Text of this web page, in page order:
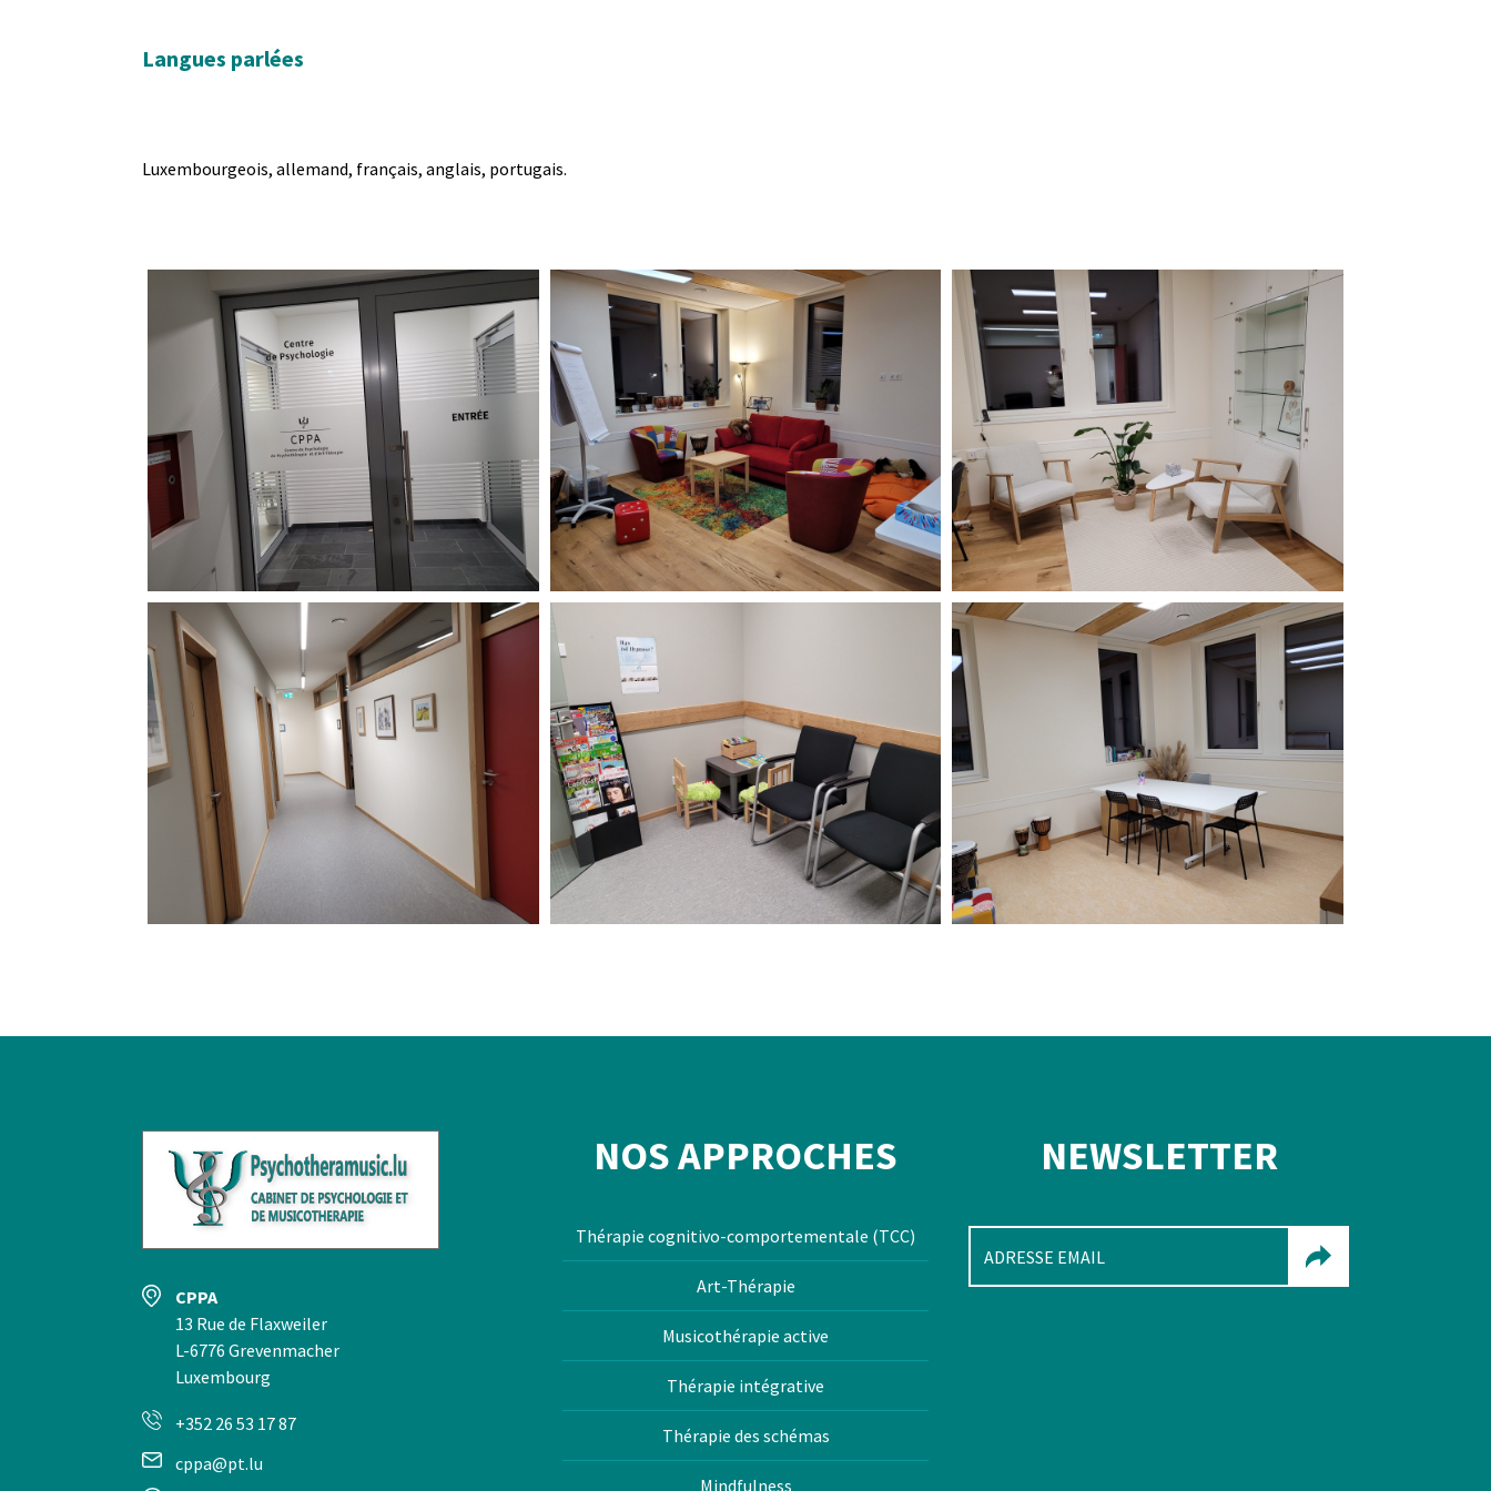
Langues parlées
Luxembourgeois, allemand, français, anglais, portugais.
CPPA
13 Rue de Flaxweiler
L-6776 Grevenmacher
Luxembourg
+352 26 53 17 87
cppa@pt.lu
NOS APPROCHES
Thérapie cognitivo-comportementale (TCC)
Art-Thérapie
Musicothérapie active
Thérapie intégrative
Thérapie des schémas
Mindfulness
NEWSLETTER